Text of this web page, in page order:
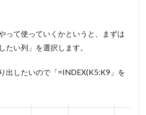
って使っていくかというと、まずは
たい列」を選択します。
出したいので「=INDEX(K5:K9」を